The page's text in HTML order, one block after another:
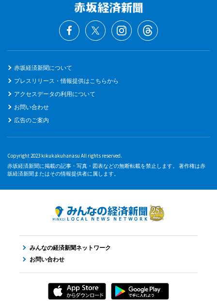
赤坂経済新聞について
プレスリリース・情報提供はこちらから
アクセスデータの利用について
お問い合わせ
広告のご案内
Copyright 2023 kikukakuhanasu All rights reserved.
赤坂経済新聞に掲載の記事・写真・図表などの無断転載を禁止します。 著作権は赤
坂経済新聞またはその情報提供者に属します。
みんなの経済新聞ネットワーク
お問い合わせ